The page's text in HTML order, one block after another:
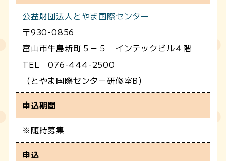
公益財団法人とやま国際センター
〒930-0856
富山市牛島新町５－５ インテックビル４階
TEL 076-444-2500
（とやま国際センター研修室B）
申込期間
※随時募集
申込